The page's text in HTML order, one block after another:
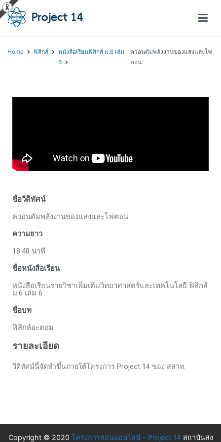
Home ฟิสิกส์
หนังสือเรียนฟิสิกส์ ม.6 เล่ม
6
ควอนตัมพลังงานของแสงและโฟ
ตอน
ชื่อวีดิทัศน์
ควอนตัมพลังงานของแสงและโฟตอน
ความยาว
18.48 นาที
ชื่อหนังสือเรียน
หนังสือเรียนรายวิชาเพิ่มเติมวิทยาศาสตร์และเทคโนโลยี ฟิสิกส์
ม.6 เล่ม 6
ชื่อบท
ฟิสิกส์อะตอม
รายละเอียด
วีดิทัศน์นี้จัดทำขึ้นภายใต้โครงการ Project 14 ของ สสวท.
Copyright © 2020 โครงการสอนออนไลน์ – Project 14สถาบันส่ง